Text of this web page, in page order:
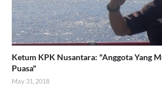
Ketum KPK Nusantara: "Anggota Yang
Puasa"
May 31, 2018